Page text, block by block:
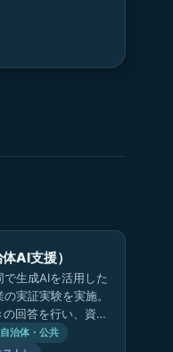
AI支援）
で生成AIを活用した
実証実験を実施。
回答を行い、資料
ドを向上させ、住民
自治体・公共